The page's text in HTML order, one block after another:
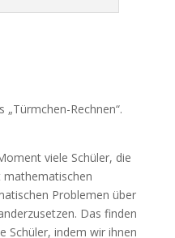
Rechnen“.
viele Schüler, die
mathematischen
Problemen über
Das finden
Schüler, indem wir ihnen